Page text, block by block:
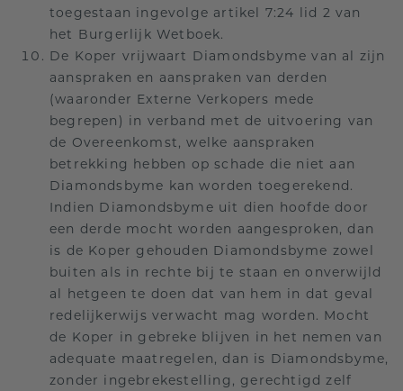
toegestaan ingevolge artikel 7:24 lid 2 van
het Burgerlijk Wetboek.
De Koper vrijwaart Diamondsbyme van al zijn
aanspraken en aanspraken van derden
(waaronder Externe Verkopers mede
begrepen) in verband met de uitvoering van
de Overeenkomst, welke aanspraken
betrekking hebben op schade die niet aan
Diamondsbyme kan worden toegerekend.
Indien Diamondsbyme uit dien hoofde door
een derde mocht worden aangesproken, dan
is de Koper gehouden Diamondsbyme zowel
buiten als in rechte bij te staan en onverwijld
al hetgeen te doen dat van hem in dat geval
redelijkerwijs verwacht mag worden. Mocht
de Koper in gebreke blijven in het nemen van
adequate maatregelen, dan is Diamondsbyme,
zonder ingebrekestelling, gerechtigd zelf